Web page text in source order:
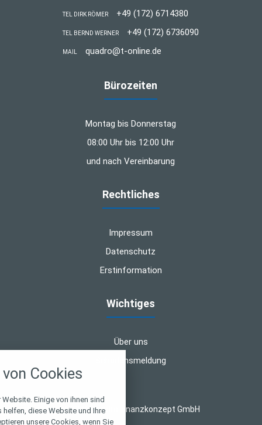
TEL DIRK RÖMER +49 (172) 6714380
TEL BERND WERNER +49 (172) 6736090
MAIL quadro@t-online.de
Bürozeiten
Montag bis Donnerstag
08:00 Uhr bis 12:00 Uhr
und nach Vereinbarung
Rechtliches
Impressum
Datenschutz
Erstinformation
Wichtiges
Über uns
Schadensmeldung
© 2026 Quadro Finanzkonzept GmbH
Cookies
Einige von ihnen sind
diese Website und Ihre
unsere Cookies, wenn Sie
alle verwendeten Cookies und
zu blockieren.